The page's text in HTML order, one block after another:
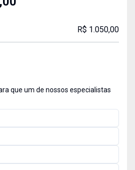
R$ 1.050,00
que um de nossos especialistas